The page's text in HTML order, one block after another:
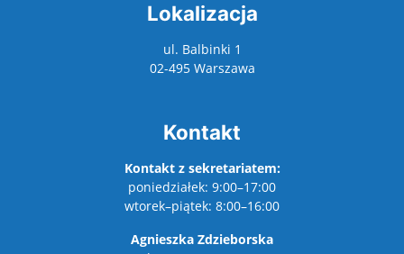
Lokalizacja
ul. Balbinki 1
02-495 Warszawa
Kontakt
Kontakt z sekretariatem:
poniedziałek: 9:00–17:00
wtorek–piątek: 8:00–16:00
Agnieszka Zdzieborska